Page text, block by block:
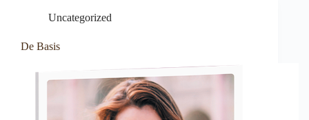
Uncategorized
De Basis